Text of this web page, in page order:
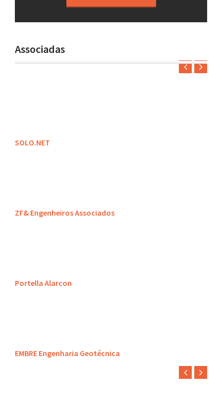
Associadas
SOLO.NET
ZF& Engenheiros Associados
Portella Alarcon
EMBRE Engenharia Geotécnica